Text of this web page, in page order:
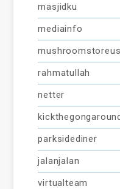
masjidku
mediainfo
rahmatullah
netter
parksidediner
jalanjalan
virtualteam